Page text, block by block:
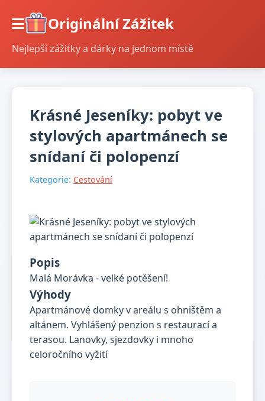
Originální Zážitek
Nejlepší zážitky a dárky na jednom místě
Krásné Jeseníky: pobyt ve
stylových apartmánech se
snídaní či polopenzí
Kategorie: Cestování
Popis
Malá Morávka - velké potěšení!
Výhody
Apartmánové domky v areálu s ohništěm a
altánem. Vyhlášený penzion s restaurací a
terasou. Lanovky, sjezdovky i mnoho
celoročního vyžití